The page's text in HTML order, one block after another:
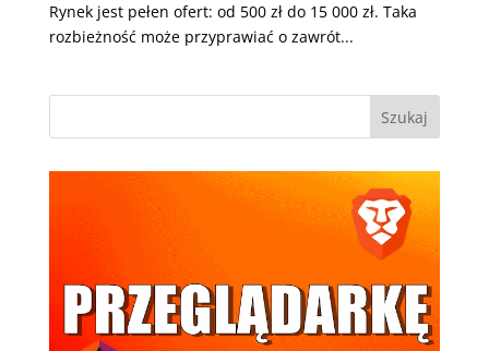
Rynek jest pełen ofert: od 500 zł do 15 000 zł. Taka
rozbieżność może przyprawiać o zawrót...